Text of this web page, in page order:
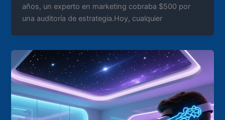
años, un experto en marketing cobraba $500 por
una auditoría de estrategia.Hoy, cualquier